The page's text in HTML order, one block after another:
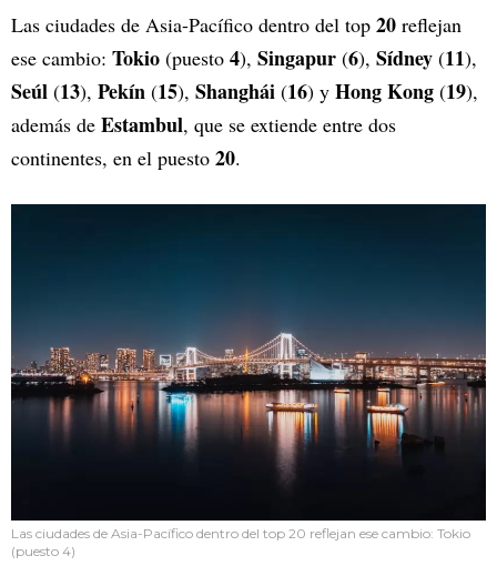
Las ciudades de Asia-Pacífico dentro del top 20 reflejan
ese cambio: Tokio (puesto 4), Singapur (6), Sídney (11),
Seúl (13), Pekín (15), Shanghái (16) y Hong Kong (19),
además de Estambul, que se extiende entre dos
continentes, en el puesto 20.
Las ciudades de Asia-Pacífico dentro del top 20 reflejan ese cambio: Tokio
(puesto 4)